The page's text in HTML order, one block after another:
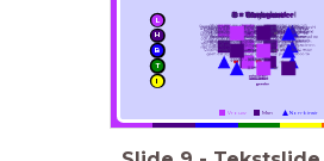
Paarse Vrijdag: Een Les in
Tolerantie
L
H
B
T
I
Vrouw Man Non-binair